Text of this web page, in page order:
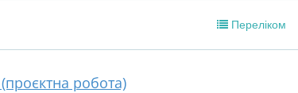
Переліком
робота)